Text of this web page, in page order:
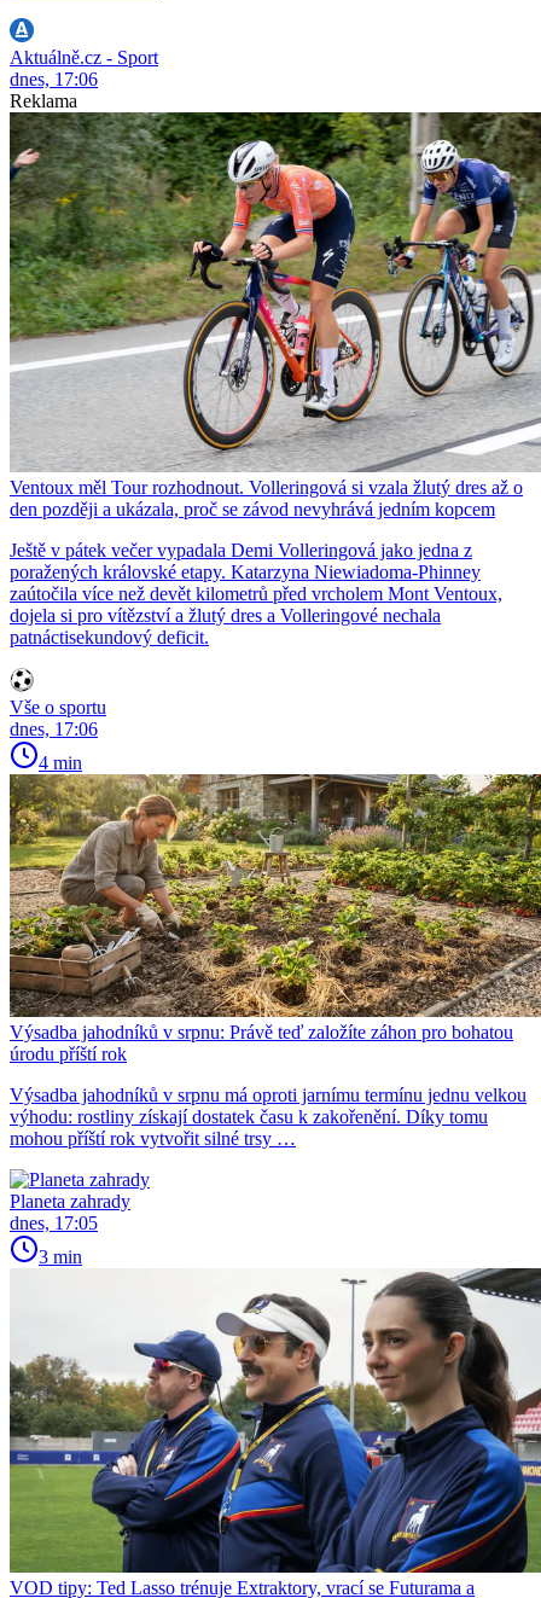
Aktuálně.cz - Sport
dnes, 17:06
Reklama
Ventoux měl Tour rozhodnout. Volleringová si vzala žlutý dres až o
den později a ukázala, proč se závod nevyhrává jedním kopcem
Ještě v pátek večer vypadala Demi Volleringová jako jedna z
poražených královské etapy. Katarzyna Niewiadoma-Phinney
zaútočila více než devět kilometrů před vrcholem Mont Ventoux,
dojela si pro vítězství a žlutý dres a Volleringové nechala
patnáctisekundový deficit.
Vše o sportu
dnes, 17:06
4 min
Výsadba jahodníků v srpnu: Právě teď založíte záhon pro bohatou
úrodu příští rok
Výsadba jahodníků v srpnu má oproti jarnímu termínu jednu velkou
výhodu: rostliny získají dostatek času k zakořenění. Díky tomu
mohou příští rok vytvořit silné trsy …
Planeta zahrady
dnes, 17:05
3 min
VOD tipy: Ted Lasso trénuje Extraktory, vrací se Futurama a